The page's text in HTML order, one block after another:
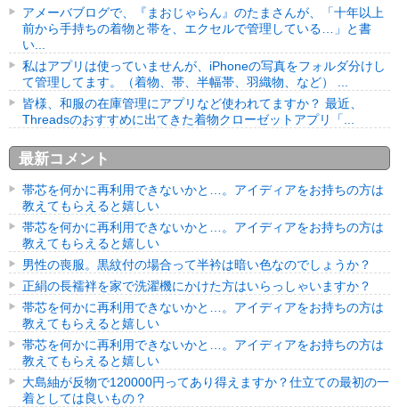
アメーバブログで、『まおじゃらん』のたまさんが、「十年以上
前から手持ちの着物と帯を、エクセルで管理している…」と書
い...
私はアプリは使っていませんが、iPhoneの写真をフォルダ分けし
て管理してます。（着物、帯、半幅帯、羽織物、など） ...
皆様、和服の在庫管理にアプリなど使われてますか？ 最近、
Threadsのおすすめに出てきた着物クローゼットアプリ「...
最新コメント
帯芯を何かに再利用できないかと…。アイディアをお持ちの方は
教えてもらえると嬉しい
帯芯を何かに再利用できないかと…。アイディアをお持ちの方は
教えてもらえると嬉しい
男性の喪服。黒紋付の場合って半衿は暗い色なのでしょうか？
正絹の長襦袢を家で洗濯機にかけた方はいらっしゃいますか？
帯芯を何かに再利用できないかと…。アイディアをお持ちの方は
教えてもらえると嬉しい
帯芯を何かに再利用できないかと…。アイディアをお持ちの方は
教えてもらえると嬉しい
大島紬が反物で120000円ってあり得えますか？仕立ての最初の一
着としては良いもの？